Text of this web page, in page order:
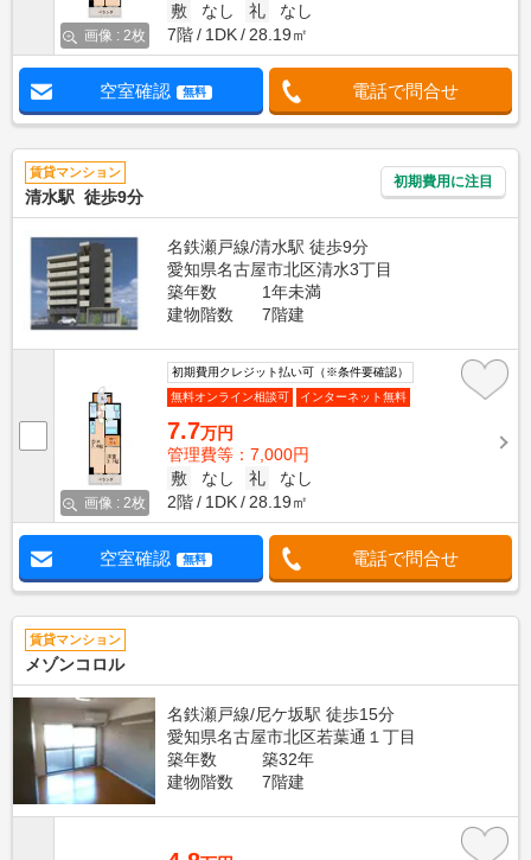
画像 : 2枚
敷
なし 礼
なし
7階
1DK 28.19㎡
空室確認 無料 電話で問合せ
賃貸マンション
清水駅 徒歩9分
初期費用に注目
名鉄瀬戸線/清水駅 徒歩9分
愛知県名古屋市北区清水3丁目
築年数
1年未満
建物階数
7階建
画像 : 2枚
初期費用クレジット払い可（※条件要確認）
無料オンライン相談可
インターネット無料
7.7万円
管理費等：7,000円
敷
なし 礼
なし
2階
1DK 28.19㎡
空室確認 無料 電話で問合せ
賃貸マンション
メゾンコロル
名鉄瀬戸線/尼ケ坂駅 徒歩15分
愛知県名古屋市北区若葉通１丁目
築年数
築32年
建物階数
7階建